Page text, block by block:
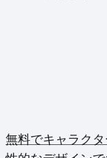
無料でキャラク